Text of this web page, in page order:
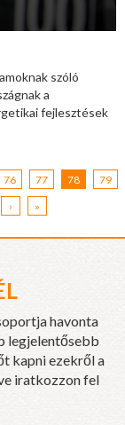
szóló
a
fejlesztések
76 77 78
79
› »
havonta
legjelentősebb
kapni ezekről a
iratkozzon fel